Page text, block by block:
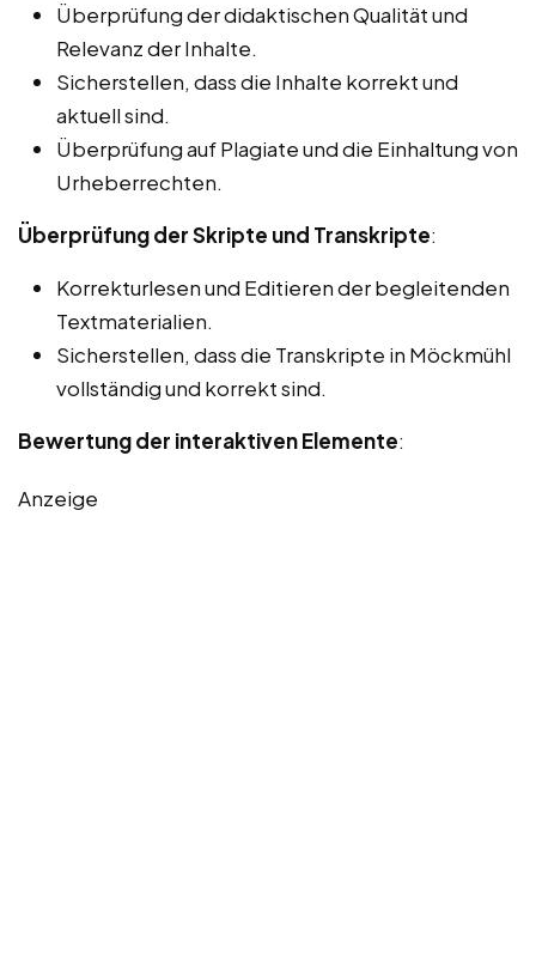
Überprüfung der didaktischen Qualität und
Relevanz der Inhalte.
Sicherstellen, dass die Inhalte korrekt und
aktuell sind.
Überprüfung auf Plagiate und die Einhaltung von
Urheberrechten.
Überprüfung der Skripte und Transkripte:
Korrekturlesen und Editieren der begleitenden
Textmaterialien.
Sicherstellen, dass die Transkripte in Möckmühl
vollständig und korrekt sind.
Bewertung der interaktiven Elemente:
Anzeige